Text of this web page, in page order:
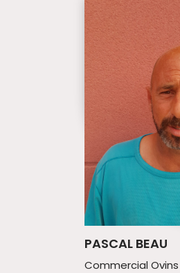
PASCAL BEAU
Commercial Ovins